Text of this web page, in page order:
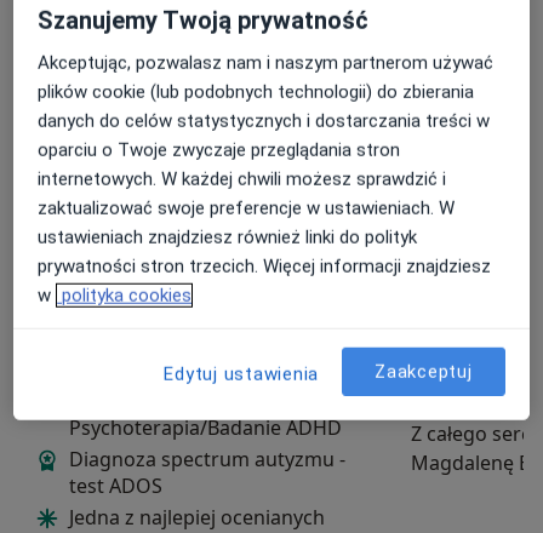
Łaboda-psycholog, psychoterapeuta poznawczo-
Konsultacje onlineZobacz kalendarz online
Zdjęcia i filmy
Zobacz galerię (6)
Psychoterapia/Badanie ADHD
Diagnoza spectrum autyzmu -
test ADOS
Jedna z najlepiej ocenianych
Z całego
Magdalenę
Szanujemy Twoją prywatność
Akceptując, pozwalasz nam i naszym partnerom używać
plików cookie (lub podobnych technologii) do zbierania
danych do celów statystycznych i dostarczania treści w
oparciu o Twoje zwyczaje przeglądania stron
internetowych. W każdej chwili możesz sprawdzić i
zaktualizować swoje preferencje w ustawieniach. W
ustawieniach znajdziesz również linki do polityk
prywatności stron trzecich. Więcej informacji znajdziesz
w polityka cookies
Edytuj ustawienia Zaakceptuj